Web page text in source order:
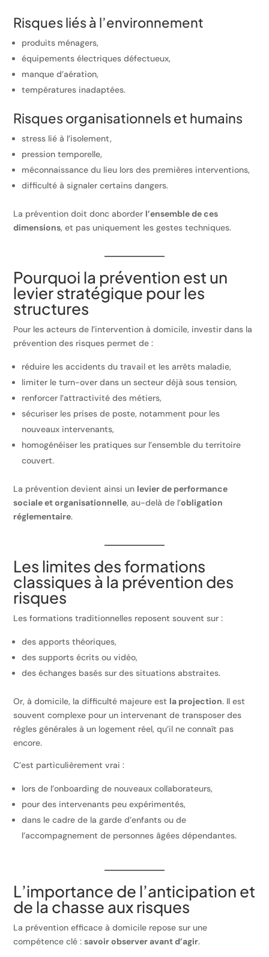
Risques liés à l’environnement
produits ménagers,
équipements électriques défectueux,
manque d’aération,
températures inadaptées.
Risques organisationnels et humains
stress lié à l’isolement,
pression temporelle,
méconnaissance du lieu lors des premières interventions,
difficulté à signaler certains dangers.
La prévention doit donc aborder l’ensemble de ces
dimensions, et pas uniquement les gestes techniques.
Pourquoi la prévention est un
levier stratégique pour les
structures
Pour les acteurs de l’intervention à domicile, investir dans la
prévention des risques permet de :
réduire les accidents du travail et les arrêts maladie,
limiter le turn-over dans un secteur déjà sous tension,
renforcer l’attractivité des métiers,
sécuriser les prises de poste, notamment pour les
nouveaux intervenants,
homogénéiser les pratiques sur l’ensemble du territoire
couvert.
La prévention devient ainsi un levier de performance
sociale et organisationnelle, au-delà de l’obligation
réglementaire.
Les limites des formations
classiques à la prévention des
risques
Les formations traditionnelles reposent souvent sur :
des apports théoriques,
des supports écrits ou vidéo,
des échanges basés sur des situations abstraites.
Or, à domicile, la difficulté majeure est la projection. Il est
souvent complexe pour un intervenant de transposer des
règles générales à un logement réel, qu’il ne connaît pas
encore.
C’est particulièrement vrai :
lors de l’onboarding de nouveaux collaborateurs,
pour des intervenants peu expérimentés,
dans le cadre de la garde d’enfants ou de
l’accompagnement de personnes âgées dépendantes.
L’importance de l’anticipation et
de la chasse aux risques
La prévention efficace à domicile repose sur une
compétence clé :savoir observer avant d’agir.